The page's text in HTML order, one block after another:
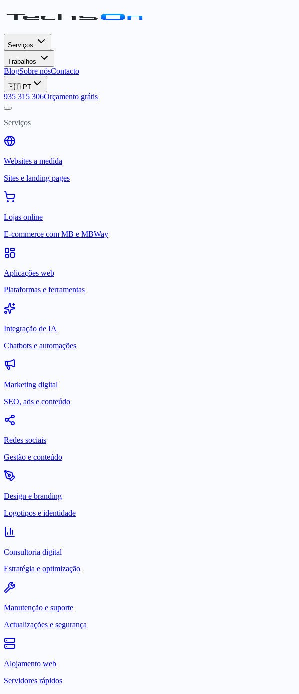
Serviços
Trabalhos
BlogSobre nósContacto
🇵🇹 PT
935 315 306Orçamento grátis
Serviços
Websites a medida
Sites e landing pages
Lojas online
E-commerce com MB e MBWay
Aplicações web
Plataformas e ferramentas
Integração de IA
Chatbots e automações
Marketing digital
SEO, ads e conteúdo
Redes sociais
Gestão e conteúdo
Design e branding
Logotipos e identidade
Consultoria digital
Estratégia e optimização
Manutenção e suporte
Actualizações e segurança
Alojamento web
Servidores rápidos